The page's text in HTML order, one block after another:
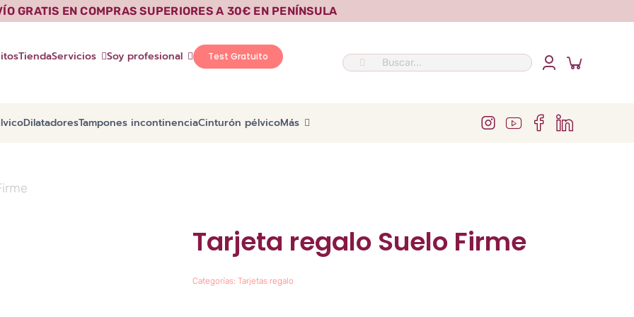
GRATIS EN COMPRAS SUPERIORES A 30€ EN PENÍNSULA
TiendaServicios Soy profesional Test Gratuito Buscar:
DilatadoresTampones incontinenciaCinturón pélvicoMás
Tarjeta regalo Suelo Firme
Categorías: Tarjetas regalo